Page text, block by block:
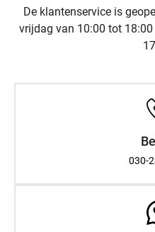
De klantenservice is
vrijdag van 10:00 tot
030-